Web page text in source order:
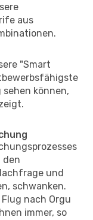
aus
"Smart
können,
den
und
schwanken.
nach Orgu
immer, so